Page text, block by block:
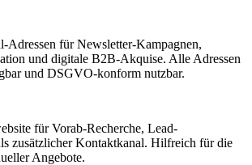
Adressen für Newsletter-Kampagnen,
und digitale B2B-Akquise. Alle Adressen
und DSGVO-konform nutzbar.
für Vorab-Recherche, Lead-
zusätzlicher Kontaktkanal. Hilfreich für die
Angebote.